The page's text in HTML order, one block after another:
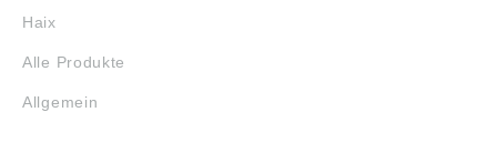
Haix
Alle Produkte
Allgemein